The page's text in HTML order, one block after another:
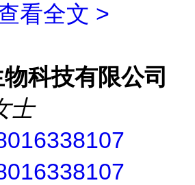
看全文 >
科技有限公司
士